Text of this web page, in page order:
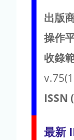
出版
操作
收錄
ISSN
最新